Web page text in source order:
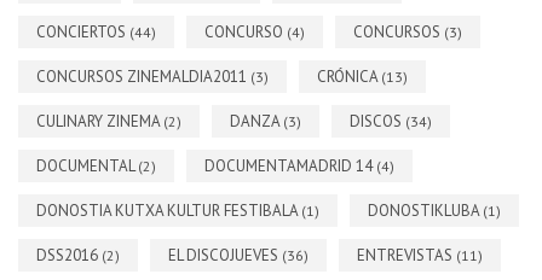
CONCIERTOS (44) CONCURSO (4) CONCURSOS (3)
CONCURSOS ZINEMALDIA2011 (3) CRÓNICA (13)
CULINARY ZINEMA (2) DANZA (3) DISCOS (34)
DOCUMENTAL(2) DOCUMENTAMADRID 14 (4)
DONOSTIA KUTXA KULTUR FESTIBALA (1) DONOSTIKLUBA (1)
DSS2016 (2) EL DISCOJUEVES (36) ENTREVISTAS (11)